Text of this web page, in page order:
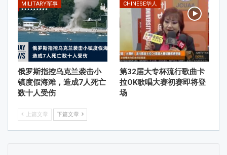
MILITARY军事
俄罗斯指控乌克兰袭击小
镇度假海滩，造成7人死亡
数十人受伤
CHINESE华人
第32届大专杯流行歌曲卡
拉OK歌唱大赛初赛即将登
场
上篇文章 下篇文章